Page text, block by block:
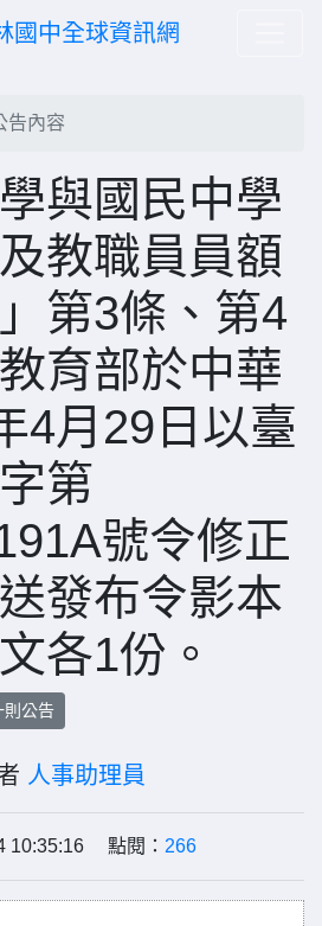
國中全球資訊網
告內容
與國民中學
教職員員額
第3條、第4
育部於中華
4月29日以臺
第
號令修正
發布令影本
各1份。
則公告
人事助理員
10:35:16 點閱： 266